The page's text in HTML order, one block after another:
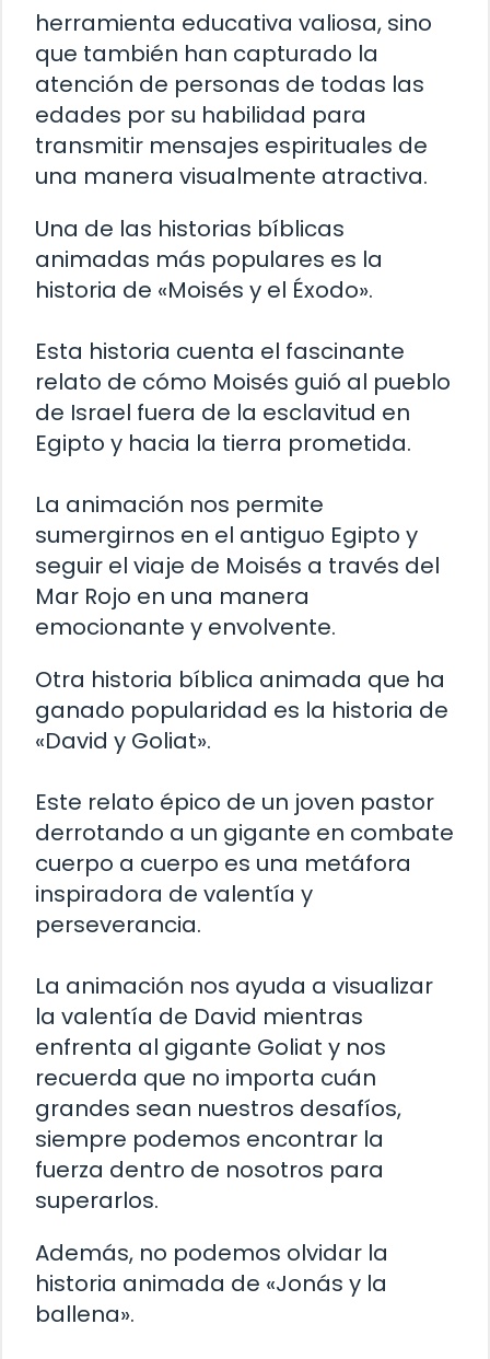
herramienta educativa valiosa, sino
que también han capturado la
atención de personas de todas las
edades por su habilidad para
transmitir mensajes espirituales de
una manera visualmente atractiva.
Una de las historias bíblicas
animadas más populares es la
historia de «Moisés y el Éxodo».
Esta historia cuenta el fascinante
relato de cómo Moisés guió al pueblo
de Israel fuera de la esclavitud en
Egipto y hacia la tierra prometida.
La animación nos permite
sumergirnos en el antiguo Egipto y
seguir el viaje de Moisés a través del
Mar Rojo en una manera
emocionante y envolvente.
Otra historia bíblica animada que ha
ganado popularidad es la historia de
«David y Goliat».
Este relato épico de un joven pastor
derrotando a un gigante en combate
cuerpo a cuerpo es una metáfora
inspiradora de valentía y
perseverancia.
La animación nos ayuda a visualizar
la valentía de David mientras
enfrenta al gigante Goliat y nos
recuerda que no importa cuán
grandes sean nuestros desafíos,
siempre podemos encontrar la
fuerza dentro de nosotros para
superarlos.
Además, no podemos olvidar la
historia animada de «Jonás y la
ballena».